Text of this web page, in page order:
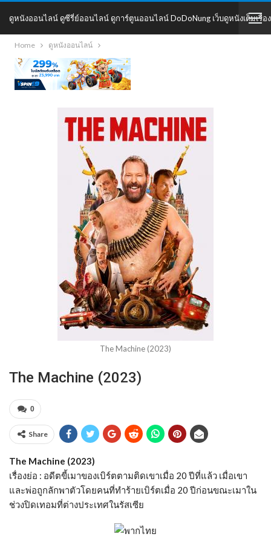
ดูหนังออนไลน์ ดูซีรี่ย์ออนไลน์ ดูการ์ตูนออนไลน์ DoDoNung เว็บดูหนังเต็มเรื่อง
DoDoNung
Home ดูหนังออนไลน์
The Machine (2023)
The Machine (2023)
0
Share
The Machine (2023)
เรื่องย่อ : อดีตขี้เมาของเบิร์ตตามติดเขาเมื่อ 20 ปีที่แล้ว เมื่อเขา
และพ่อถูกลักพาตัวโดยคนที่ทำร้ายเบิร์ตเมื่อ 20 ปีก่อนขณะเมาใน
ช่วงปิดเทอมที่ต่างประเทศในรัสเซีย